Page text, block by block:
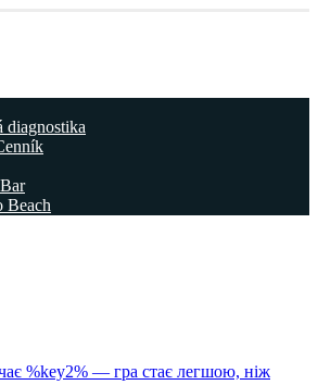
diagnostika
Beach
%key2% — гра стає легшою, ніж